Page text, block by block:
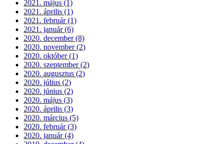
2021. május (1)
2021. április (1)
2021. február (1)
2021. január (6)
2020. december (8)
2020. november (2)
2020. október (1)
2020. szeptember (2)
2020. augusztus (2)
2020. július (2)
2020. június (2)
2020. május (3)
2020. április (3)
2020. március (5)
2020. február (3)
2020. január (4)